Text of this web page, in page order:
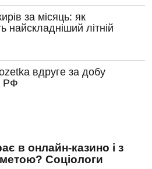
за місяць: як
найскладніший літній
вдруге за добу
РФ
в онлайн-казино і з
Соціологи